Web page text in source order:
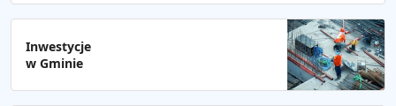
Inwestycje
w Gminie